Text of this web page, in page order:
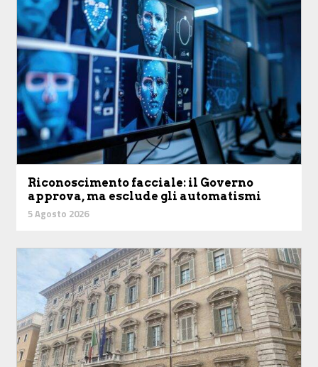
Riconoscimento facciale: il Governo
approva, ma esclude gli automatismi
5 Agosto 2026